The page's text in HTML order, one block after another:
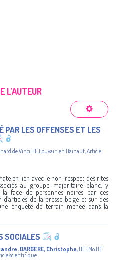
L’AUTEUR
PAR LES OFFENSES ET LES
de Vinci HE Louvain en Hainaut,Article
en lien avec le non-respect des rites
au groupe majoritaire blanc, y
face de personnes noires par ces
de la presse belge et sur des
enquête de terrain menée dans la
SOCIALES
; DARGERE, Christophe, HELMo HE
scientifique